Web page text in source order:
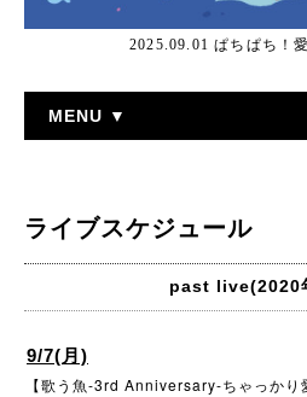
2025.09.01 ぱちぱち！
MENU ▼
ライブスケジュール
past live(2020
9/7(月)
【歌う魚-3rd Anniversary-ちゃっかり